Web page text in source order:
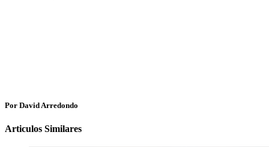
Por David Arredondo
Articulos Similares